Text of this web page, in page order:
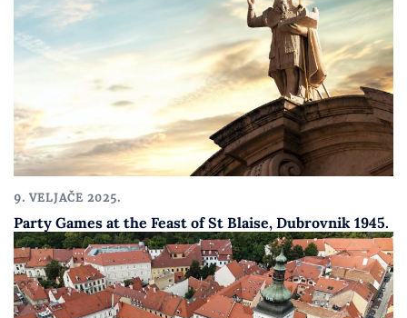
9. VELJAČE 2025.
Party Games at the Feast of St Blaise, Dubrovnik 1945.